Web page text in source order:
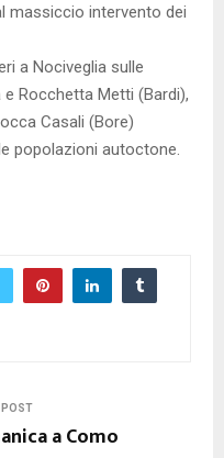
massiccio intervento dei
a Nociveglia sulle
e Rocchetta Metti (Bardi),
Casali (Bore)
popolazioni autoctone.
POST
a Como